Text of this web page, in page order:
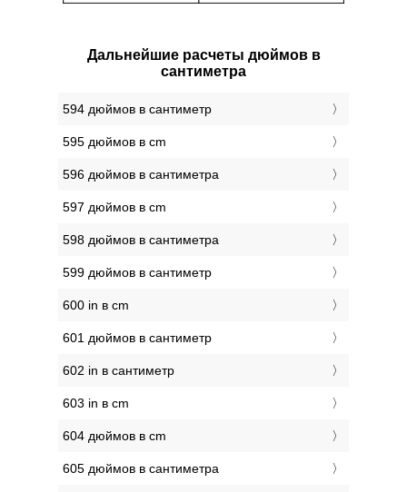
Дальнейшие расчеты дюймов в
сантиметра
594 дюймов в сантиметр
595 дюймов в cm
596 дюймов в сантиметра
597 дюймов в cm
598 дюймов в сантиметра
599 дюймов в сантиметр
600 in в cm
601 дюймов в сантиметр
602 in в сантиметр
603 in в cm
604 дюймов в cm
605 дюймов в сантиметра